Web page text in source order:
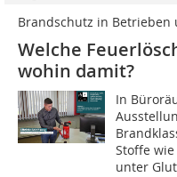
Brandschutz in Betrieben
Welche
wohin damit?
In
Stoffe
unter